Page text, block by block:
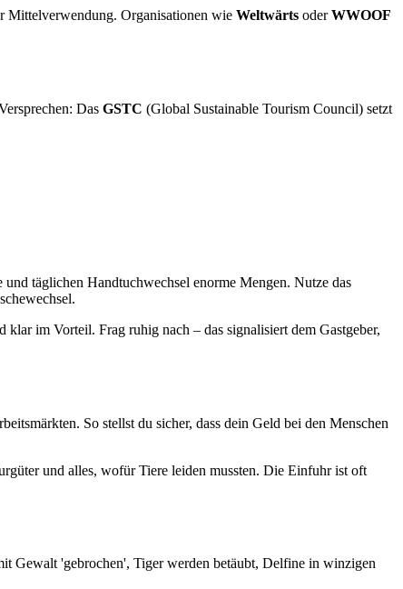
Mittelverwendung. Organisationen wie Weltwärts oderWWOOF
Das GSTC (Global Sustainable Tourism Council) setzt
täglichen Handtuchwechsel enorme Mengen. Nutze das
klar im Vorteil. Frag ruhig nach – das signalisiert dem Gastgeber,
So stellst du sicher, dass dein Geld bei den Menschen
und alles, wofür Tiere leiden mussten. Die Einfuhr ist oft
Gewalt 'gebrochen', Tiger werden betäubt, Delfine in winzigen